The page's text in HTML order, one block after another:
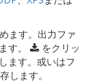
ます。出力ファ
す。
をクリッ
ます。或いはフ
します。